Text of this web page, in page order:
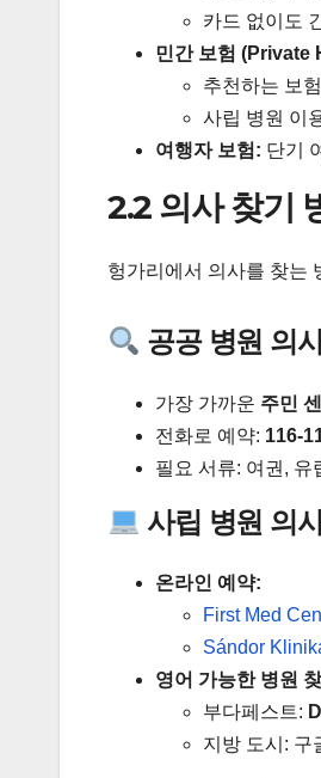
카드 없이도
민간 보험 (Private
추천하는 보
사립 병원 이
여행자 보험: 단기
2.2 의사 찾기
헝가리에서 의사를 찾는
공공 병원 의
가장 가까운 주민
전화로 예약: 116-
필요 서류: 여권, 유
사립 병원 의
온라인 예약:
First Med
Sándor
영어 가능한 병원
부다페스트:
지방 도시: 구